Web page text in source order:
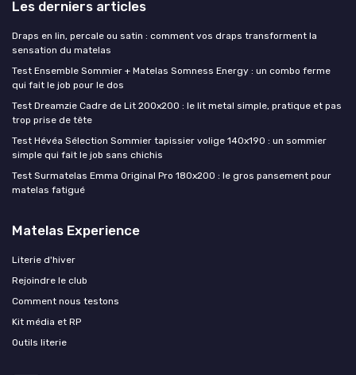
Les derniers articles
Draps en lin, percale ou satin : comment vos draps transforment la
sensation du matelas
Test Ensemble Sommier + Matelas Somness Energy : un combo ferme
qui fait le job pour le dos
Test Dreamzie Cadre de Lit 200x200 : le lit metal simple, pratique et pas
trop prise de tête
Test Hévéa Sélection Sommier tapissier volige 140x190 : un sommier
simple qui fait le job sans chichis
Test Surmatelas Emma Original Pro 180x200 : le gros pansement pour
matelas fatigué
Matelas Experience
Literie d'hiver
Rejoindre le club
Comment nous testons
Kit média et RP
Outils literie